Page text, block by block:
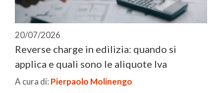
20/07/2026
Reverse charge in edilizia: quando si
applica e quali sono le aliquote Iva
A cura di: Pierpaolo Molinengo